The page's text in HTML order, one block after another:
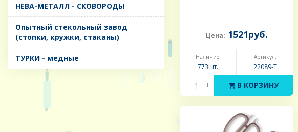
НЕВА-МЕТАЛЛ - СКОВОРОДЫ
Опытный стекольный завод
(стопки, кружки, стаканы)
ТУРКИ - медные
Цена: 1521руб.
Наличие:
773шт.
Артикул:
22089-Т
- + В КОРЗИНУ